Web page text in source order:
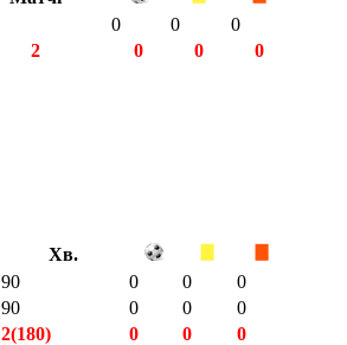
0 0
0
2 0 0 0
Хв.
90 0 0
0
90 0 0
0
2(180) 0 0
0